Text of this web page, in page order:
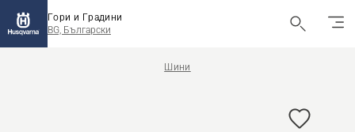
Гори и Градини
BG, Български
Шини